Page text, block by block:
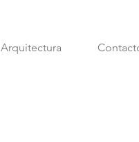
Arquitectura